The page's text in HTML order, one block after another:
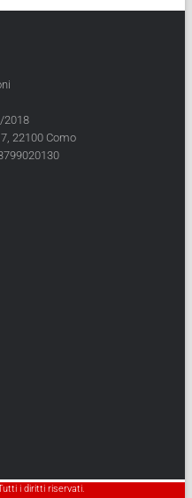
2018
22100 Como
i diritti riservati.